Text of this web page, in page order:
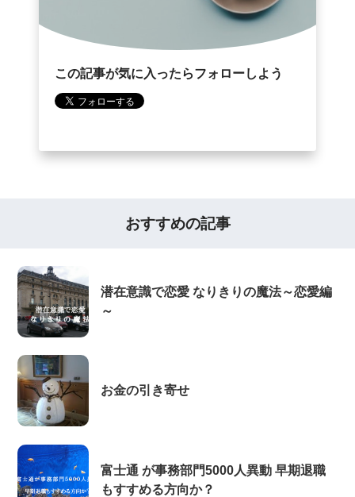
この記事が気に入ったらフォローしよう
おすすめの記事
潜在意識で恋愛 なりきりの魔法～恋愛編
～
お金の引き寄せ
富士通 が事務部門5000人異動 早期退職
もすすめる方向か？